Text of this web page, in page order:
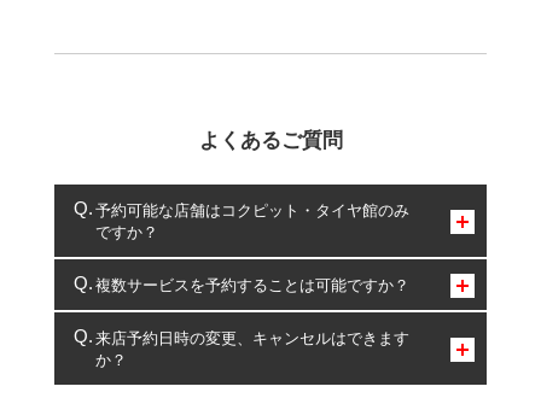
よくあるご質問
予約可能な店舗はコクピット・タイヤ館のみ
ですか？
コクピット・タイヤ館のみとなります。
複数サービスを予約することは可能ですか？
複数サービスのご予約は可能です。
一部の商品・サービスの組み合わせに限り、同時にご予約が
出来ないものもございます。
来店予約日時の変更、キャンセルはできます
か？